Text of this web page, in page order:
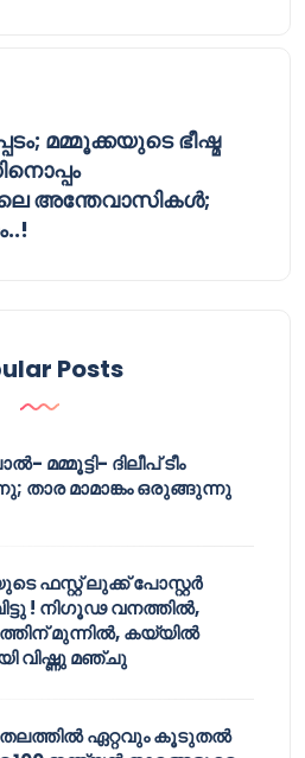
മമ്മൂക്കയുടെ ഭീഷ്മ
അന്തേവാസികള്‍;
Posts
മമ്മൂട്ടി- ദിലീപ് ടീം
താര മാമാങ്കം ഒരുങ്ങുന്നു
ഫസ്റ്റ് ലുക്ക് പോസ്റ്റർ
! നിഗൂഢ വനത്തിൽ,
മുന്നിൽ, കയ്യിൽ
വിഷ്ണു മഞ്ചു
ഏറ്റവും കൂടുതൽ